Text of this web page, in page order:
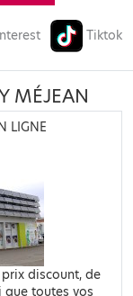
Tiktok
MÉJEAN
LIGNE
discount, de
toutes vos